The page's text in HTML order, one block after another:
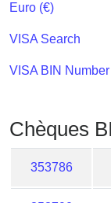
BIN
Checker
Validator
Euro (€)
VISA Search
VISA BIN Number
Chèques
353786